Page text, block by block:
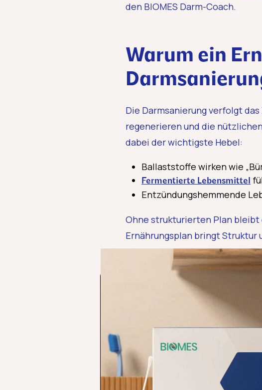
den BIOMES Darm-Coach.
Warum ein
Die Darmsanierung verfolgt
regenerieren und die
dabei der wichtigste Hebel:
Ballaststoffe wirken wie
Fermentierte Lebensmittel
Entzündungshemmende
Ohne strukturierten Plan bleibt
Ernährungsplan bringt